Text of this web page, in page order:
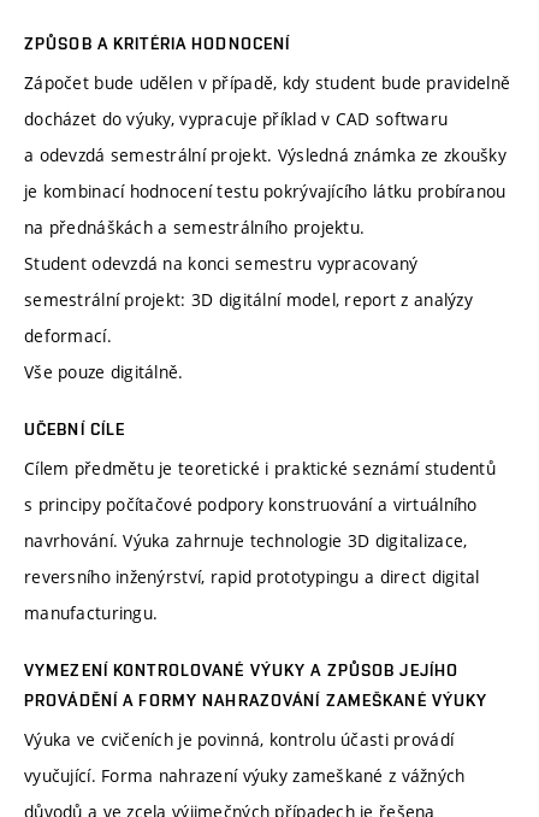
ZPŮSOB A KRITÉRIA HODNOCENÍ
Zápočet bude udělen v případě, kdy student bude pravidelně
docházet do výuky, vypracuje příklad v CAD softwaru
a odevzdá semestrální projekt. Výsledná známka ze zkoušky
je kombinací hodnocení testu pokrývajícího látku probíranou
na přednáškách a semestrálního projektu.
Student odevzdá na konci semestru vypracovaný
semestrální projekt: 3D digitální model, report z analýzy
deformací.
Vše pouze digitálně.
UČEBNÍ CÍLE
Cílem předmětu je teoretické i praktické seznámí studentů
s principy počítačové podpory konstruování a virtuálního
navrhování. Výuka zahrnuje technologie 3D digitalizace,
reversního inženýrství, rapid prototypingu a direct digital
manufacturingu.
VYMEZENÍ KONTROLOVANÉ VÝUKY A ZPŮSOB JEJÍHO
PROVÁDĚNÍ A FORMY NAHRAZOVÁNÍ ZAMEŠKANÉ VÝUKY
Výuka ve cvičeních je povinná, kontrolu účasti provádí
vyučující. Forma nahrazení výuky zameškané z vážných
důvodů a ve zcela výjimečných případech je řešena